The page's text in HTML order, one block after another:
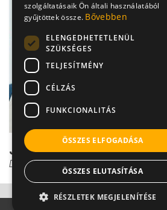
Jó hír: a dohányos tüdő is
Dr. Mucsi János
szolgáltatásaik Ön általi használatából
gyűjtöttek össze. Bővebben
ELENGEDHETETLENÜL
SZÜKSÉGES
TELJESÍTMÉNY
CÉLZÁS
FUNKCIONALITÁS
ÖSSZES ELFOGADÁSA
ÖSSZES ELUTASÍTÁSA
RÉSZLETEK MEGJELENÍTÉSE